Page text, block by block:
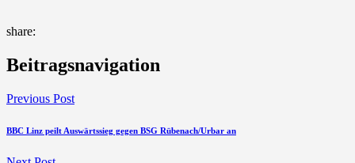
share:
Beitragsnavigation
Previous Post
BBC Linz peilt Auswärtssieg gegen BSG Rübenach/Urbar an